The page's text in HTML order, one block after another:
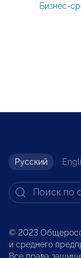
Бизнес-
Русский
© 2023
и среднего
Все права